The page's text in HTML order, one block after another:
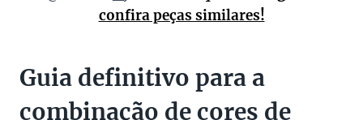
confira peças similares!
Guia definitivo para a
combinação de cores de